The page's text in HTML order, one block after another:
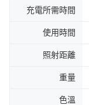
充電所需時間
使用時間
照射距離
重量
色溫